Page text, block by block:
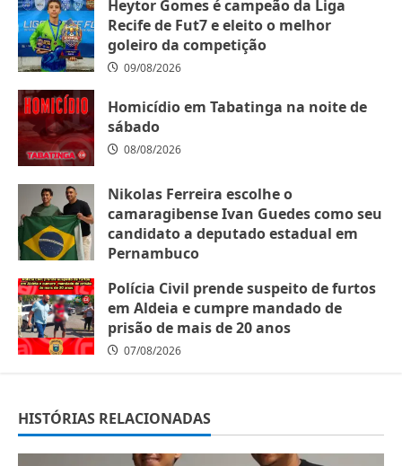
Heytor Gomes é campeão da Liga
Recife de Fut7 e eleito o melhor
goleiro da competição
09/08/2026
Homicídio em Tabatinga na noite de
sábado
08/08/2026
Nikolas Ferreira escolhe o
camaragibense Ivan Guedes como seu
candidato a deputado estadual em
Pernambuco
Polícia Civil prende suspeito de furtos
em Aldeia e cumpre mandado de
prisão de mais de 20 anos
07/08/2026
HISTÓRIAS RELACIONADAS